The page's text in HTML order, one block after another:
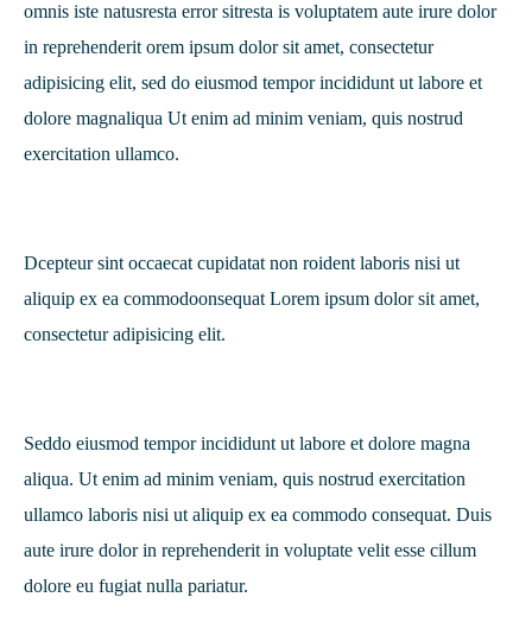
omnis iste natusresta error sitresta is voluptatem aute irure dolor
in reprehenderit orem ipsum dolor sit amet, consectetur
adipisicing elit, sed do eiusmod tempor incididunt ut labore et
dolore magnaliqua Ut enim ad minim veniam, quis nostrud
exercitation ullamco.
Dcepteur sint occaecat cupidatat non roident laboris nisi ut
aliquip ex ea commodoonsequat Lorem ipsum dolor sit amet,
consectetur adipisicing elit.
Seddo eiusmod tempor incididunt ut labore et dolore magna
aliqua. Ut enim ad minim veniam, quis nostrud exercitation
ullamco laboris nisi ut aliquip ex ea commodo consequat. Duis
aute irure dolor in reprehenderit in voluptate velit esse cillum
dolore eu fugiat nulla pariatur.